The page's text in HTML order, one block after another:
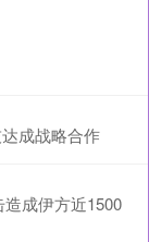
成战略合作
成伊方近1500